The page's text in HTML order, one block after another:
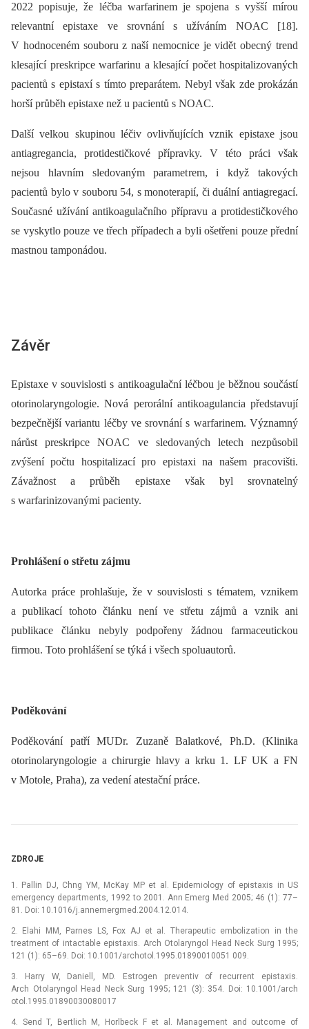
2022 popisuje, že léčba warfarinem je spojena s vyšší mírou
relevantní epistaxe ve srovnání s užíváním NOAC [18].
V hodnoceném souboru z naší nemocnice je vidět obecný trend
klesající preskripce warfarinu a klesající počet hospitalizovaných
pacientů s epistaxí s tímto preparátem. Nebyl však zde prokázán
horší průběh epistaxe než u pacientů s NOAC.
Další velkou skupinou léčiv ovlivňujících vznik epistaxe jsou
antiagregancia, protidestičkové přípravky. V této práci však
nejsou hlavním sledovaným parametrem, i když takových
pacientů bylo v souboru 54, s monoterapií, či duální antiagregací.
Současné užívání antikoagulačního přípravu a protidestičkového
se vyskytlo pouze ve třech případech a byli ošetřeni pouze přední
mastnou tamponádou.
Závěr
Epistaxe v souvislosti s antikoagulační léčbou je běžnou součástí
otorinolaryngologie. Nová perorální antikoagulancia představují
bezpečnější variantu léčby ve srovnání s warfarinem. Významný
nárůst preskripce NOAC ve sledovaných letech nezpůsobil
zvýšení počtu hospitalizací pro epistaxi na našem pracovišti.
Závažnost a průběh epistaxe však byl srovnatelný
s warfarinizovanými pacienty.
Prohlášení o střetu zájmu
Autorka práce prohlašuje, že v souvislosti s tématem, vznikem
a publikací tohoto článku není ve střetu zájmů a vznik ani
publikace článku nebyly podpořeny žádnou farmaceutickou
firmou. Toto prohlášení se týká i všech spoluautorů.
Poděkování
Poděkování patří MUDr. Zuzaně Balatkové, Ph.D. (Klinika
otorinolaryngologie a chirurgie hlavy a krku 1. LF UK a FN
v Motole, Praha), za vedení atestační práce.
ZDROJE
1. Pallin DJ, Chng YM, McKay MP et al. Epidemiology of epistaxis in US
emergency departments, 1992 to 2001. Ann Emerg Med 2005; 46 (1): 77–
81. Doi: 10.1016/j.annemergmed.2004.12.014.
2. Elahi MM, Parnes LS, Fox AJ et al. Therapeutic embolization in the
treatment of intactable epistaxis. Arch Otolaryngol Head Neck Surg 1995;
121 (1): 65–69. Doi: 10.1001/archotol.1995.01890010051 009.
3. Harry W, Daniell, MD. Estrogen preventiv of recurrent epistaxis.
Arch Otolaryngol Head Neck Surg 1995; 121 (3): 354. Doi: 10.1001/arch
otol.1995.01890030080017
4. Send T, Bertlich M, Horlbeck F et al. Management and outcome of